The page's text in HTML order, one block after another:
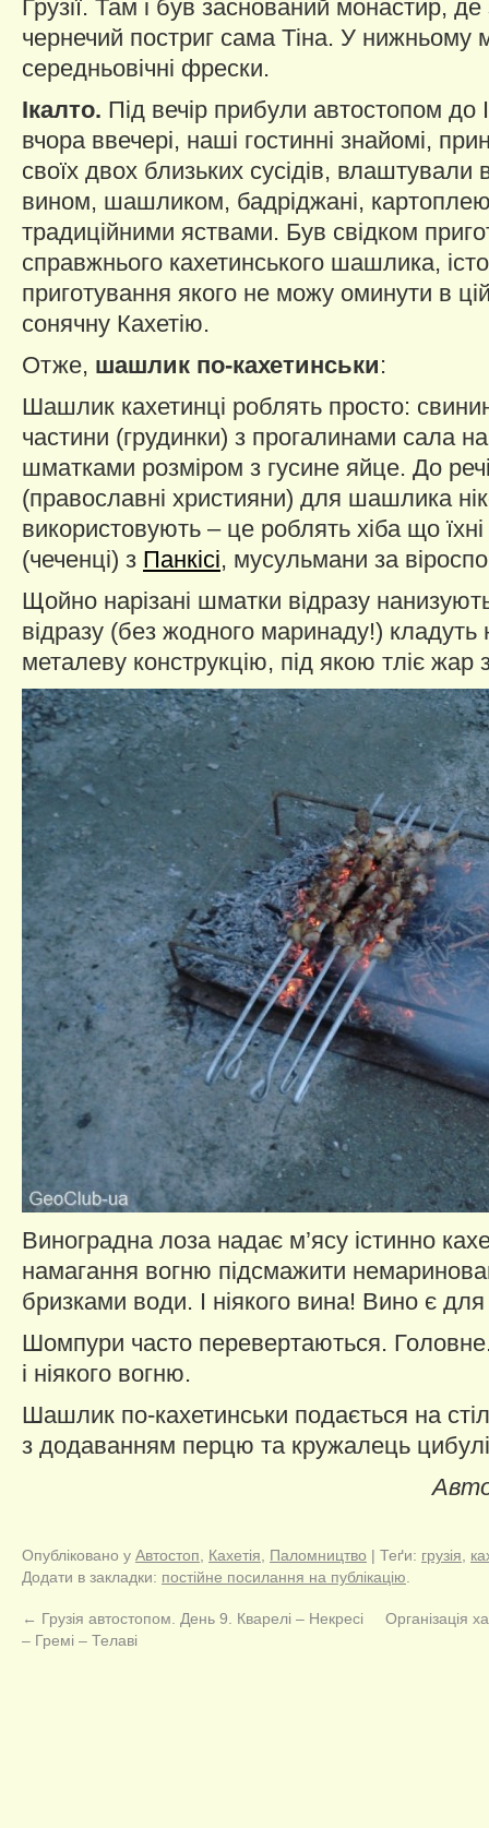
Грузії. Там і був заснований монастир,
чернечий постриг сама Тіна. У нижньому
середньовічні фрески.
Ікалто. Під вечір прибули автостопом до
вчора ввечері, наші гостинні знайомі,
своїх двох близьких сусідів,
вином, шашликом, бадріджані,
традиційними яствами. Був свідком
справжнього кахетинського шашлика,
приготування якого не можу оминути в
сонячну Кахетію.
Отже, шашлик по-кахетинськи:
Шашлик кахетинці роблять просто:
частини (грудинки) з прогалинами сала
шматками розміром з гусине яйце. До
(православні християни) для шашлика
використовують – це роблять хіба що їхні
(чеченці) з Панкісі, мусульмани за
Щойно нарізані шматки відразу
відразу (без жодного маринаду!) кладуть
металеву конструкцію, під якою тліє жар
Виноградна лоза надає м’ясу істинно
намагання вогню підсмажити
бризками води. І ніякого вина! Вино є
Шомпури часто перевертаються.
і ніякого вогню.
Шашлик по-кахетинськи подається на стіл
з додаванням перцю та кружалець
Опубліковано у Автостоп Кахетія Паломництво | Теґи: грузія
Додати в закладки: постійне посилання на публікацію
← Грузія автостопом. День 9. Кварелі – Некресі
– Гремі – Телаві
Організація